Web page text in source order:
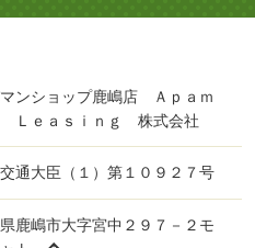
ンショップ鹿嶋店 Ａｐａｍ
Ｌｅａｓｉｎｇ 株式会社
通大臣（１）第１０９２７号
鹿嶋市大字宮中２９７－２モ